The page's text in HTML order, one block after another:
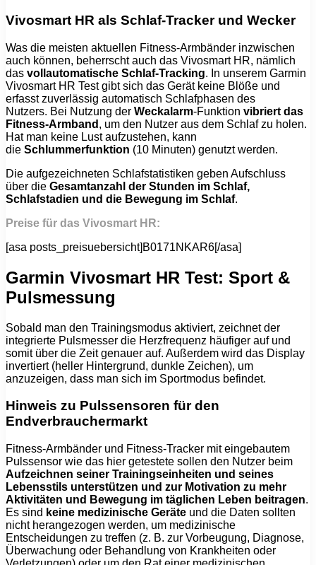
Vivosmart HR als Schlaf-Tracker und Wecker
Was die meisten aktuellen Fitness-Armbänder inzwischen
auch können, beherrscht auch das Vivosmart HR, nämlich
das vollautomatische Schlaf-Tracking. In unserem Garmin
Vivosmart HR Test gibt sich das Gerät keine Blöße und
erfasst zuverlässig automatisch Schlafphasen des
Nutzers. Bei Nutzung der Weckalarm-Funktion vibriert das
Fitness-Armband , um den Nutzer aus dem Schlaf zu holen.
Hat man keine Lust aufzustehen, kann
die Schlummerfunktion (10 Minuten) genutzt werden.
Die aufgezeichneten Schlafstatistiken geben Aufschluss
über die Gesamtanzahl der Stunden im Schlaf,
Schlafstadien und die Bewegung im Schlaf.
Preise für das Vivosmart HR:
[asa posts_preisuebersicht]B0171NKAR6[/asa]
Garmin Vivosmart HR Test: Sport &
Pulsmessung
Sobald man den Trainingsmodus aktiviert, zeichnet der
integrierte Pulsmesser die Herzfrequenz häufiger auf und
somit über die Zeit genauer auf. Außerdem wird das Display
invertiert (heller Hintergrund, dunkle Zeichen), um
anzuzeigen, dass man sich im Sportmodus befindet.
Hinweis zu Pulssensoren für den
Endverbrauchermarkt
Fitness-Armbänder und Fitness-Tracker mit eingebautem
Pulssensor wie das hier getestete sollen den Nutzer beim
Aufzeichnen seiner Trainingseinheiten und seines
Lebensstils unterstützen und zur Motivation zu mehr
Aktivitäten und Bewegung im täglichen Leben beitragen.
Es sind keine medizinische Geräte und die Daten sollten
nicht herangezogen werden, um medizinische
Entscheidungen zu treffen (z. B. zur Vorbeugung, Diagnose,
Überwachung oder Behandlung von Krankheiten oder